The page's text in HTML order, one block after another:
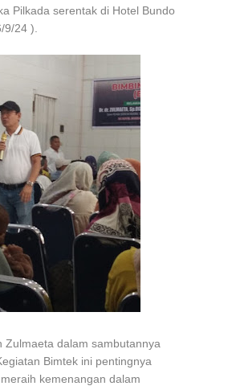
Pilkada serentak di Hotel Bundo
24 ).
Zulmaeta dalam sambutannya
Bimtek ini pentingnya
kemenangan dalam